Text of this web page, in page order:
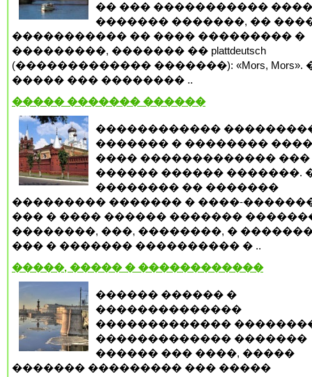
�� ��� �����������
������� �������, ��
����������� �� ���� ��������� �
���������, ������� �� plattdeutsch
(������������� �������): «Mors, Mors».
����� ��� �������� ..
����� ������� ������
������������
������� � ��������
���� ������������� ���
������ ������ �������.
�������� �� �������
��������� ������� � ����-
��� � ���� ������ �������
��������, ���, ��������, �
��� � ������� ���������� � ..
�����, ����� � ������������
������ ������ �
��������������
�������������
������������� �������
������ ��� ����, �����
������� ��������� ��� �����